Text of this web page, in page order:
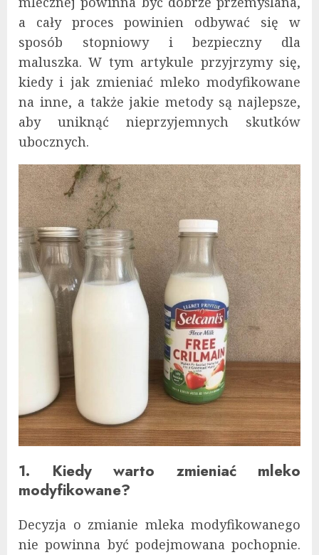
a cały proces powinien odbywać się w
sposób stopniowy i bezpieczny dla
maluszka. W tym artykule przyjrzymy się,
kiedy i jak zmieniać mleko modyfikowane
na inne, a także jakie metody są najlepsze,
aby uniknąć nieprzyjemnych skutków
ubocznych.
1. Kiedy warto zmieniać mleko
modyfikowane?
Decyzja o zmianie mleka modyfikowanego
nie powinna być podejmowana pochopnie.